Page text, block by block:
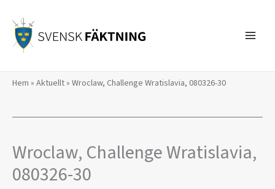
innehåll
Hem » Aktuellt» Wroclaw, Challenge Wratislavia, 080326-30
Wroclaw, Challenge Wratislavia,
080326-30